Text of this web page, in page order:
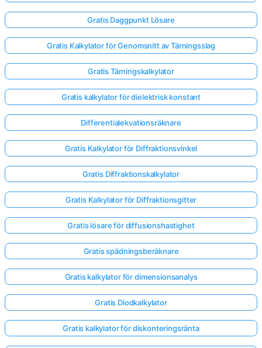
Gratis Daggpunkt Lösare
Gratis Kalkylator för Genomsnitt av Tärningsslag
Gratis Tärningskalkylator
Gratis kalkylator för dielektrisk konstant
Differentialekvationsräknare
Gratis Kalkylator för Diffraktionsvinkel
Gratis Diffraktionskalkylator
Gratis Kalkylator för Diffraktionsgitter
Gratis lösare för diffusionshastighet
Gratis spädningsberäknare
Gratis kalkylator för dimensionsanalys
Gratis Diodkalkylator
Gratis kalkylator för diskonteringsränta